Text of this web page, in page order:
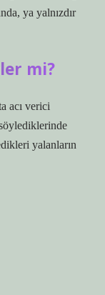
ya yalnızdır
mi?
acı verici
yalanların